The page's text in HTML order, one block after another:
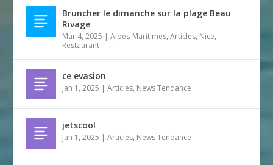
Bruncher le dimanche sur la plage Beau
Rivage
Mar 4, 2025 |Alpes-Maritimes,Articles, Nice,
Restaurant
ce evasion
Jan 1, 2025 |Articles, News Tendance
jetscool
Jan 1, 2025 |Articles, News Tendance